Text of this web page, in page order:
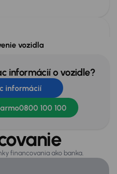
systému
vozidla
informácií o vozidle?
informácií
0800 100 100
financovania ako banka.